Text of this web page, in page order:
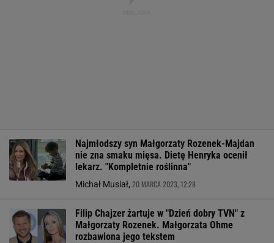
Najmłodszy syn Małgorzaty Rozenek-Majdan
nie zna smaku mięsa. Dietę Henryka ocenił
lekarz. "Kompletnie roślinna"
Michał Musiał, 20 MARCA 2023, 12:28
Filip Chajzer żartuje w "Dzień dobry TVN" z
Małgorzaty Rozenek. Małgorzata Ohme
rozbawiona jego tekstem